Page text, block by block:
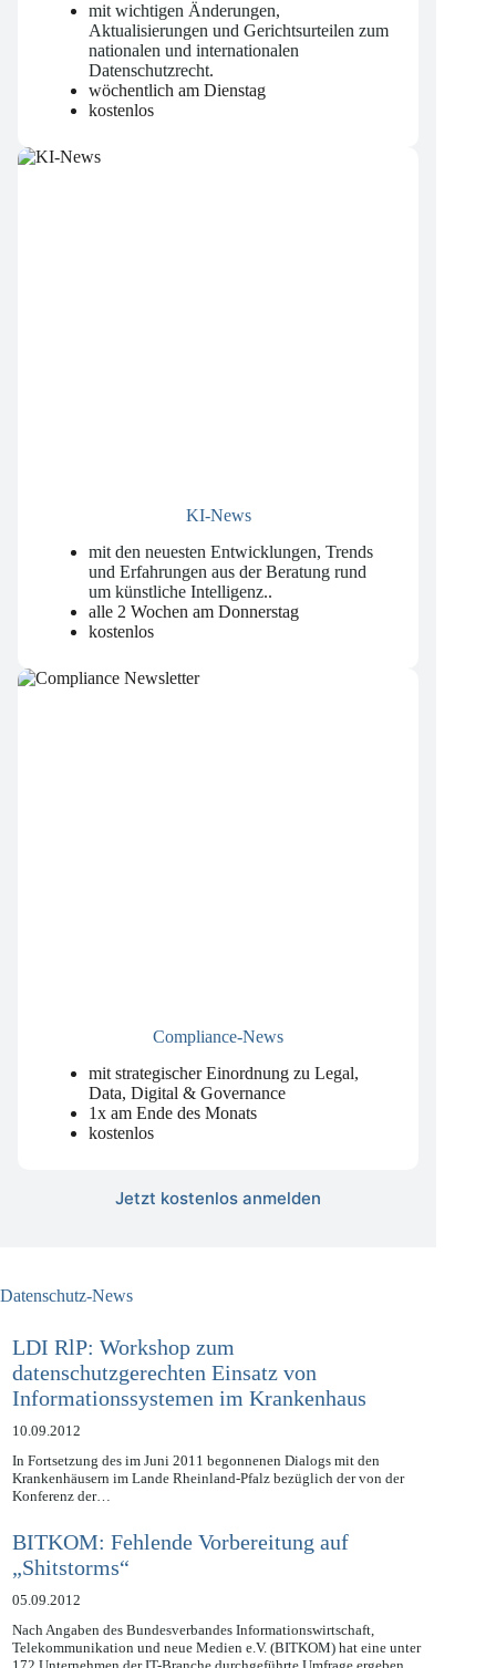
mit wichtigen Änderungen,
Aktualisierungen und Gerichtsurteilen zum
nationalen und internationalen
Datenschutzrecht.
wöchentlich am Dienstag
kostenlos
KI-News
mit den neuesten Entwicklungen, Trends
und Erfahrungen aus der Beratung rund
um künstliche Intelligenz..
alle 2 Wochen am Donnerstag
kostenlos
Compliance-News
mit strategischer Einordnung zu Legal,
Data, Digital & Governance
1x am Ende des Monats
kostenlos
Jetzt kostenlos anmelden
Datenschutz-News
LDI RlP: Workshop zum
datenschutzgerechten Einsatz von
Informationssystemen im Krankenhaus
10.09.2012
In Fortsetzung des im Juni 2011 begonnenen Dialogs mit den
Krankenhäusern im Lande Rheinland-Pfalz bezüglich der von der
Konferenz der…
BITKOM: Fehlende Vorbereitung auf
„Shitstorms“
05.09.2012
Nach Angaben des Bundesverbandes Informationswirtschaft,
Telekommunikation und neue Medien e.V. (BITKOM) hat eine unter